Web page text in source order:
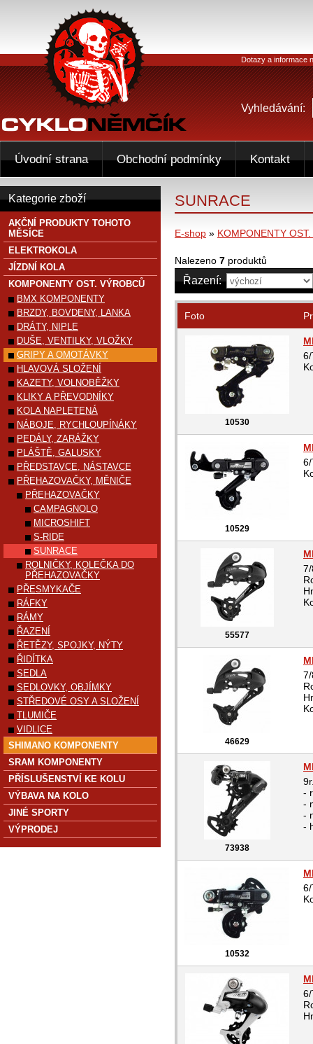
SUNRACE
E-shop » KOMPONENTY
Nalezeno 7 produktů
Řazení:
Foto
10530
10529
55577
46629
73938
-
-
-
-
10532
Kategorie zboží
AKČNÍ PRODUKTY TOHOTO
MĚSÍCE
ELEKTROKOLA
JÍZDNÍ KOLA
KOMPONENTY OST. VÝROBCŮ
BMX KOMPONENTY
BRZDY, BOVDENY, LANKA
DRÁTY, NIPLE
DUŠE, VENTILKY, VLOŽKY
GRIPY A OMOTÁVKY
HLAVOVÁ SLOŽENÍ
KAZETY, VOLNOBĚŽKY
KLIKY A PŘEVODNÍKY
KOLA NAPLETENÁ
NÁBOJE, RYCHLOUPÍNÁKY
PEDÁLY, ZARÁŽKY
PLÁŠTĚ, GALUSKY
PŘEDSTAVCE, NÁSTAVCE
PŘEHAZOVAČKY, MĚNIČE
PŘEHAZOVAČKY
CAMPAGNOLO
MICROSHIFT
S-RIDE
SUNRACE
ROLNIČKY, KOLEČKA DO
PŘEHAZOVAČKY
PŘESMYKAČE
RÁFKY
RÁMY
ŘAZENÍ
ŘETĚZY, SPOJKY, NÝTY
ŘIDÍTKA
SEDLA
SEDLOVKY, OBJÍMKY
STŘEDOVÉ OSY A SLOŽENÍ
TLUMIČE
VIDLICE
SHIMANO KOMPONENTY
SRAM KOMPONENTY
PŘÍSLUŠENSTVÍ KE KOLU
VÝBAVA NA KOLO
JINÉ SPORTY
VÝPRODEJ
Dotazy a informace
Vyhledávání:
Úvodní strana Obchodní podmínky Kontakt